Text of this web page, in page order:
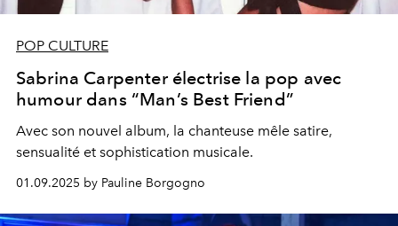
POP CULTURE
Sabrina Carpenter électrise la pop avec
humour dans “Man’s Best Friend”
Avec son nouvel album, la chanteuse mêle satire,
sensualité et sophistication musicale.
01.09.2025 by Pauline Borgogno